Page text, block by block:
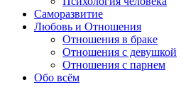
Саморазвитие
Любовь и Отношения
Отношения в браке
Отношения с девушкой
Отношения с парнем
Обо всём